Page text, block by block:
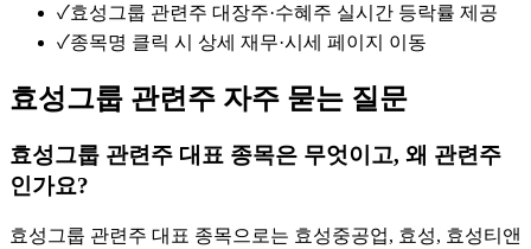
✓효성그룹 관련주 대장주·수혜주 실시간 등락률 제공
✓종목명 클릭 시 상세 재무·시세 페이지 이동
효성그룹 관련주 자주 묻는 질문
효성그룹 관련주 대표 종목은 무엇이고, 왜 관련주
인가요?
효성그룹 관련주 대표 종목으로는 효성중공업, 효성, 효성티앤